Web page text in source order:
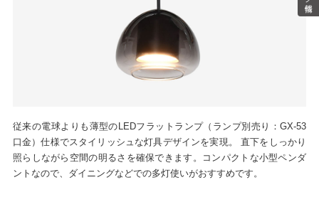
従来の電球よりも薄型のLEDフラットランプ（ランプ別売り：GX-53
口金）仕様でスタイリッシュな灯具デザインを実現。 直下をしっかり
照らしながら空間の明るさを確保できます。コンパクトな小型ペンダ
ントなので、ダイニングなどでの多灯使いがおすすめです。